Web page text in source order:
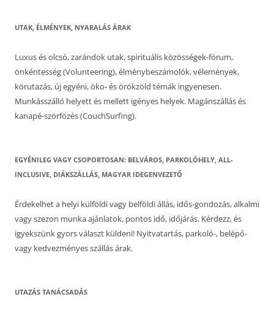
UTAK, ÉLMÉNYEK, NYARALÁS ÁRAK
Luxus és olcsó, zarándok utak, spirituális közösségek-fórum,
önkéntesség (Volunteering), élménybeszámolók, vélemények,
körutazás, új egyéni, öko- és örökzöld témák ingyenesen.
Munkásszálló helyett és mellett igényes helyek. Magánszállás és
kanapé-szörfözés (CouchSurfing).
EGYÉNILEG VAGY CSOPORTOSAN: BELVÁROS, PARKOLÓHELY, ALL-
INCLUSIVE, DIÁKSZÁLLÁS, MAGYAR IDEGENVEZETŐ
Érdekelhet a helyi külföldi vagy belföldi állás, idős-gondozás, alkalmi
vagy szezon munka ajánlatok, pontos idő, időjárás. Kérdezz, és
igyekszünk gyors választ küldeni! Nyitvatartás, parkoló-, belépő-
vagy kedvezményes szállás árak.
UTAZÁS TANÁCSADÁS